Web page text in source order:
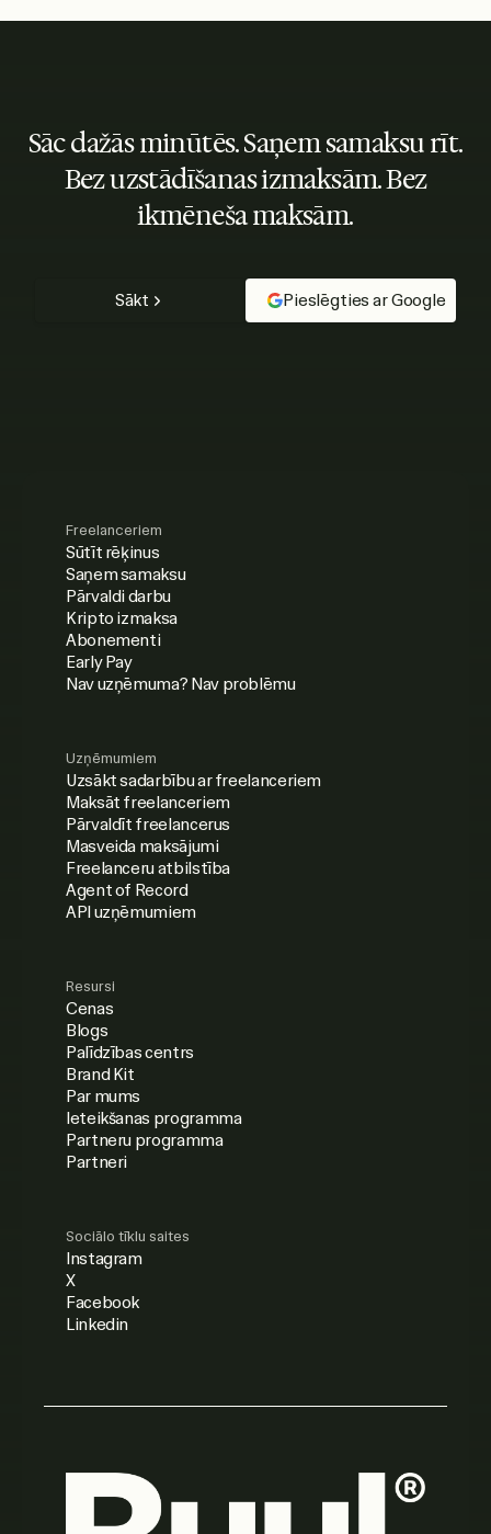
Sāc dažās minūtēs. Saņem samaksu rīt.
Bez uzstādīšanas izmaksām. Bez
ikmēneša maksām.
Sākt Pieslēgties ar Google
Freelanceriem
Sūtīt rēķinus
Saņem samaksu
Pārvaldi darbu
Kripto izmaksa
Abonementi
Early Pay
Nav uzņēmuma? Nav problēmu
Uzņēmumiem
Uzsākt sadarbību ar freelanceriem
Maksāt freelanceriem
Pārvaldīt freelancerus
Masveida maksājumi
Freelanceru atbilstība
Agent of Record
API uzņēmumiem
Resursi
Cenas
Blogs
Palīdzības centrs
Brand Kit
Par mums
Ieteikšanas programma
Partneru programma
Partneri
Sociālo tīklu saites
Instagram
X
Facebook
Linkedin